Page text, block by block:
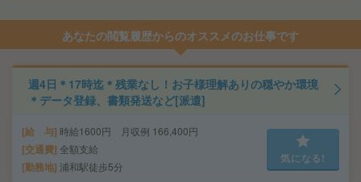
あなたの閲覧履歴からのオススメのお仕事です
週4日＊17時迄＊残業なし！お子様理解ありの穏やか環境
＊データ登録、書類発送など[派遣]
給 与 時給1600円 月収例 166,400円
交通費 全額支給
勤務地 浦和駅徒歩5分
気になる!